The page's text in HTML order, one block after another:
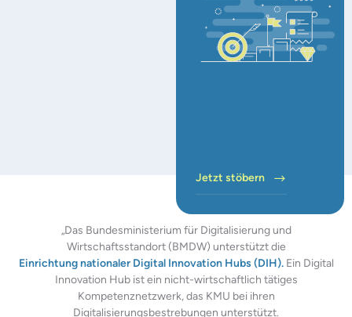
Jetzt stöbern
„Das Bundesministerium für Digitalisierung und
Wirtschaftsstandort (BMDW) unterstützt die
Einrichtung nationaler Digital Innovation Hubs (DIH).Ein Digital
Innovation Hub ist ein nicht-wirtschaftlich tätiges
Kompetenznetzwerk, das KMU bei ihren
Digitalisierungsbestrebungen unterstützt.